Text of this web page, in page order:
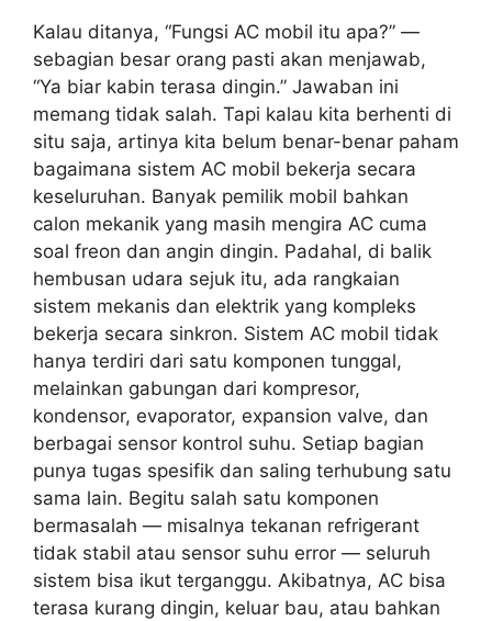
Kalau ditanya, “Fungsi AC mobil itu apa?” —
sebagian besar orang pasti akan menjawab,
“Ya biar kabin terasa dingin.” Jawaban ini
memang tidak salah. Tapi kalau kita berhenti di
situ saja, artinya kita belum benar-benar paham
bagaimana sistem AC mobil bekerja secara
keseluruhan. Banyak pemilik mobil bahkan
calon mekanik yang masih mengira AC cuma
soal freon dan angin dingin. Padahal, di balik
hembusan udara sejuk itu, ada rangkaian
sistem mekanis dan elektrik yang kompleks
bekerja secara sinkron. Sistem AC mobil tidak
hanya terdiri dari satu komponen tunggal,
melainkan gabungan dari kompresor,
kondensor, evaporator, expansion valve, dan
berbagai sensor kontrol suhu. Setiap bagian
punya tugas spesifik dan saling terhubung satu
sama lain. Begitu salah satu komponen
bermasalah — misalnya tekanan refrigerant
tidak stabil atau sensor suhu error — seluruh
sistem bisa ikut terganggu. Akibatnya, AC bisa
terasa kurang dingin, keluar bau, atau bahkan